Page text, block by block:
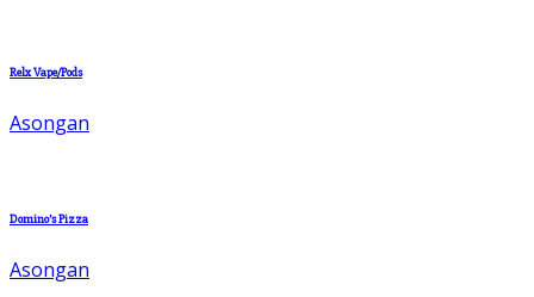
Relx Vape/Pods
Asongan
Domino’s Pizza
Asongan